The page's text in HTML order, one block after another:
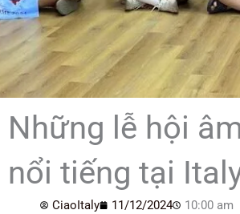
Những lễ hội
nổi tiếng tại
CiaoItaly 11/12/2024 10:00 am